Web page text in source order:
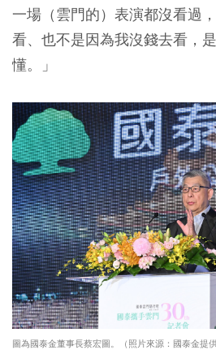
一場（雲門的）表演都沒看過
看、也不是因為我沒錢去看，
懂。」
圖為國泰金董事長蔡宏圖。（照片來源：國泰金提供